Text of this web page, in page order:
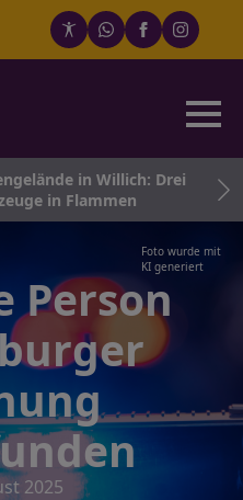
in Willich: Drei
in Flammen
Foto wurde mit
KI generiert
Person
2025